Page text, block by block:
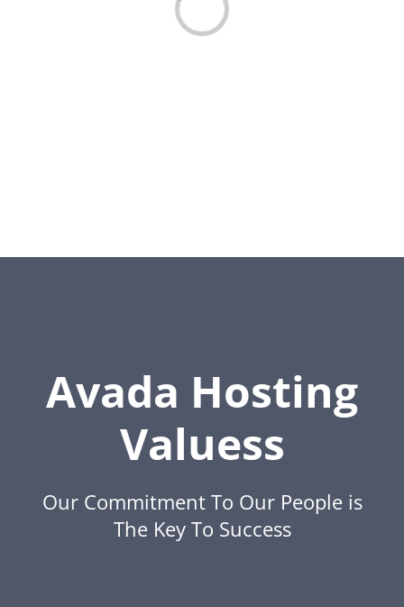
Avada Hosting
Valuess
Our Commitment To Our People is
The Key To Success